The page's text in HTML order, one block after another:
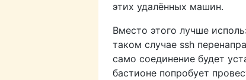
этих удалённых машин.
Вместо этого лучше
таком случае ssh
само соединение будет
бастионе попробует